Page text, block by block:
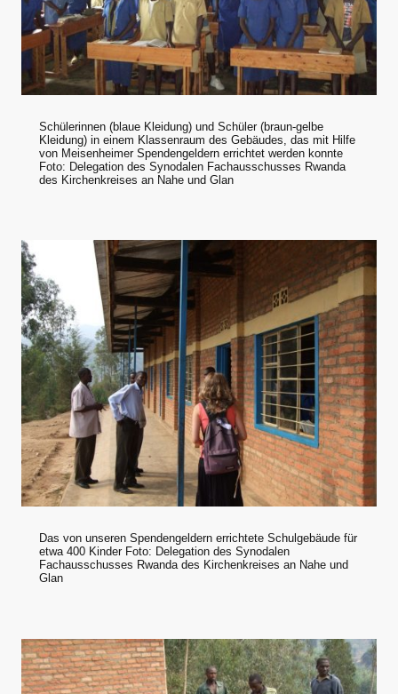
Schülerinnen (blaue Kleidung) und Schüler (braun-gelbe
Kleidung) in einem Klassenraum des Gebäudes, das mit Hilfe
von Meisenheimer Spendengeldern errichtet werden konnte
Foto: Delegation des Synodalen Fachausschusses Rwanda
des Kirchenkreises an Nahe und Glan
Das von unseren Spendengeldern errichtete Schulgebäude für
etwa 400 Kinder Foto: Delegation des Synodalen
Fachausschusses Rwanda des Kirchenkreises an Nahe und
Glan